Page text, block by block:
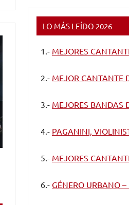
LO MÁS LEÍDO 2026
1.- MEJORES
2.- MEJOR CANTANTE
3.- MEJORES BANDAS
4.- PAGANINI,
5.- MEJORES
6.- GÉNERO URBANO –